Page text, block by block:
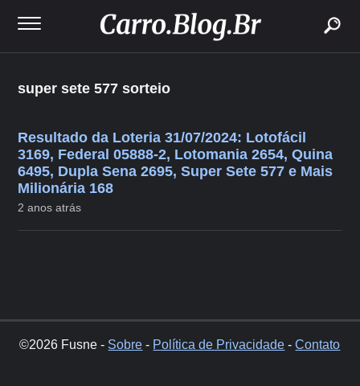
super sete 577 sorteio
Resultado da Loteria 31/07/2024: Lotofácil
3169, Federal 05888-2, Lotomania 2654, Quina
6495, Dupla Sena 2695, Super Sete 577 e Mais
Milionária 168
2 anos atrás
©2026 Fusne - Sobre - Política de Privacidade -Contato